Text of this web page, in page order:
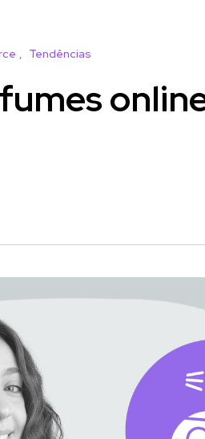
Tendências